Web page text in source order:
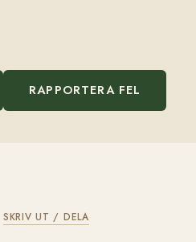
RAPPORTERA FEL
SKRIV UT / DELA